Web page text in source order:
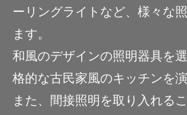
ーリングライトなど、様々な
ます。
和風のデザインの照明器具を
格的な古民家風のキッチンを演
また、間接照明を取り入れる